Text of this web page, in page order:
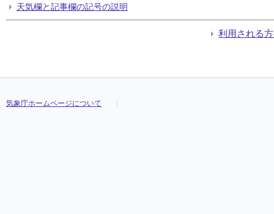
天気欄と記事欄の記号の説明
利用される
気象庁ホームページについて